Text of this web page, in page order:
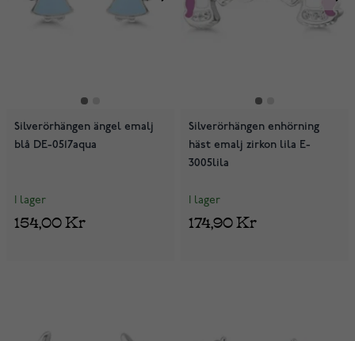
Silverörhängen ängel emalj
blå DE-0517aqua
I lager
154,00 Kr
Silverörhängen enhörning
häst emalj zirkon lila E-
3005lila
I lager
174,90 Kr